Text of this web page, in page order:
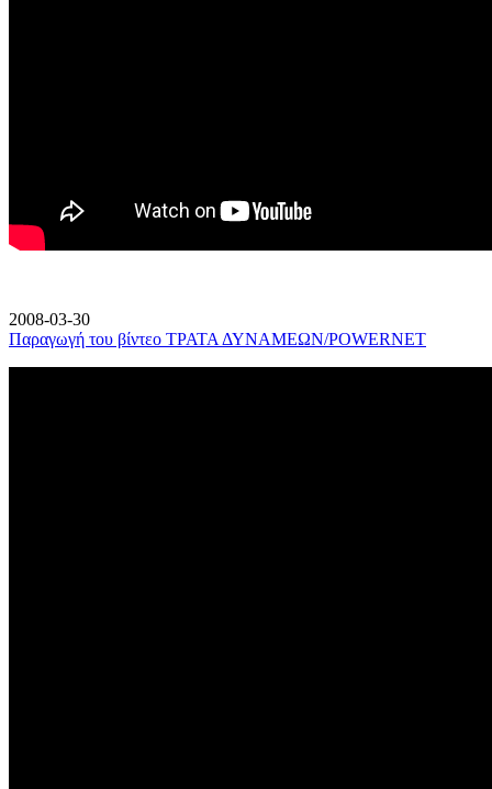
2008-03-30
Παραγωγή του βίντεο ΤΡΑΤΑ ΔΥΝΑΜΕΩΝ/POWERNET